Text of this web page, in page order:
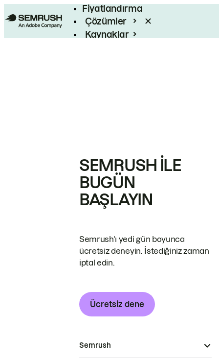
Fiyatlandırma
Çözümler
Kaynaklar
SEMRUSH ILE
BUGÜN
BAŞLAYIN
Semrush'ı yedi gün boyunca
ücretsiz deneyin. İstediğiniz zaman
iptal edin.
Ücretsiz dene
Semrush